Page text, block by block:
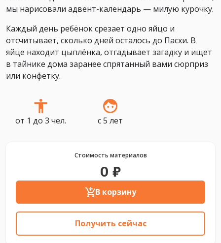
мы нарисовали адвент-календарь — милую курочку.
Каждый день ребёнок срезает одно яйцо и
отсчитывает, сколько дней осталось до Пасхи. В
яйце находит цыплёнка, отгадывает загадку и ищет
в тайнике дома заранее спрятанный вами сюрприз
или конфетку.
от 1 до 3 чел. с 5 лет
Стоимость материалов
0 ₽
В корзину
Получить сейчас